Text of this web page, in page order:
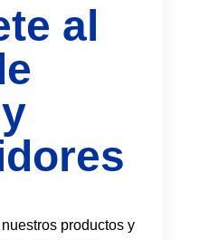
al
productos y